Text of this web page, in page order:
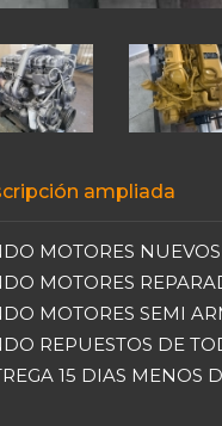
ampliada
MOTORES
MOTORES
MOTORES SEMI
REPUESTOS DE
15 DIAS MENOS